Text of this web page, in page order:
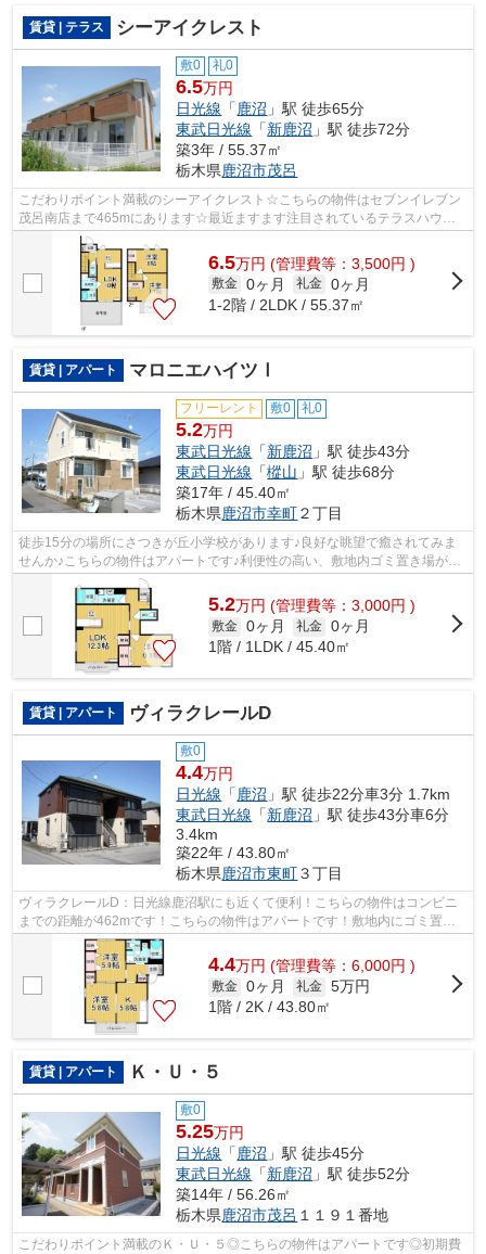
賃貸 | テラス シーアイクレスト
敷0 礼0
6.5万円
日光線 「 鹿沼 」駅 徒歩65分
東武日光線 「新鹿沼 」駅 徒歩72分
築3年 / 55.37㎡
栃木県鹿沼市茂呂
こだわりポイント満載のシーアイクレスト☆こちらの物件はセブンイレブン
茂呂南店まで465mにあります☆最近ますます注目されているテラスハウス
の物件です☆築3年の物件です☆駅近で戸建て...
6.5万円 (管理費等：3,500円 )
敷金 0ヶ月 礼金 0ヶ月
1-2階 / 2LDK / 55.37㎡
賃貸 | アパート マロニエハイツⅠ
フリーレント 敷0 礼0
5.2万円
東武日光線 「新鹿沼 」駅 徒歩43分
東武日光線 「樅山 」駅 徒歩68分
築17年 / 45.40㎡
栃木県鹿沼市幸町２丁目
徒歩15分の場所にさつきが丘小学校があります♪良好な眺望で癒されてみま
せんか♪こちらの物件はアパートです♪利便性の高い、敷地内ゴミ置き場が付
いています♪賃貸情報でお困りの方は、...
5.2万円 (管理費等：3,000円 )
敷金 0ヶ月 礼金 0ヶ月
1階 / 1LDK / 45.40㎡
賃貸 | アパート ヴィラクレールD
敷0
4.4万円
日光線 「鹿沼 」駅 徒歩22分車3分 1.7km
東武日光線 「新鹿沼 」駅 徒歩43分車6分
3.4km
築22年 / 43.80㎡
栃木県鹿沼市東町３丁目
ヴィラクレールD：日光線鹿沼駅にも近くて便利！こちらの物件はコンビニ
までの距離が462mです！こちらの物件はアパートです！敷地内にゴミ置き
場があるのでわざわざゴミを捨てに行く手...
4.4万円 (管理費等：6,000円 )
敷金 0ヶ月 礼金 5万円
1階 / 2K / 43.80㎡
賃貸 | アパート Ｋ・Ｕ・５
敷0
5.25万円
日光線 「鹿沼 」駅 徒歩45分
東武日光線 「新鹿沼 」駅 徒歩52分
築14年 / 56.26㎡
栃木県鹿沼市茂呂 １１９１番地
こだわりポイント満載のＫ・Ｕ・５◎こちらの物件はアパートです◎初期費